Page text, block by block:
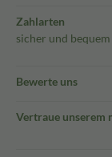
Zahlarten
sicher und bequem
Bewerte uns
Vertraue unserem